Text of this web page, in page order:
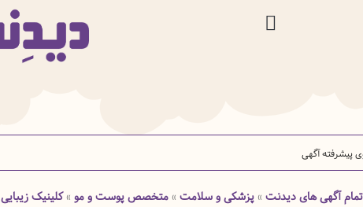
تمام آگهی های دیدنت » پزشکی و سلامت » متخصص پوست و مو » کلینیک زیبایی